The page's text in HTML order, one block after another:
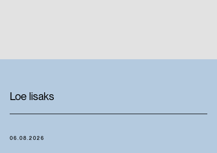
Loe lisaks
06.08.2026